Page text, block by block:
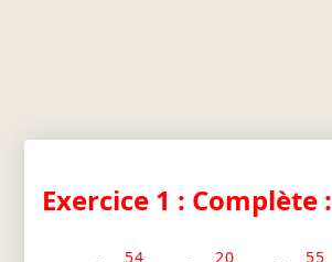
Exercice 1 : Complète :
54
20
55